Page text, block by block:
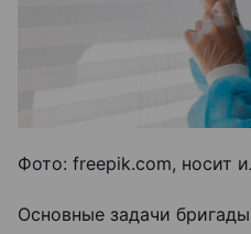
Фото: freepik.com, носит
Основные задачи